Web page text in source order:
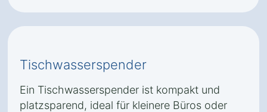
Tischwasserspender
Ein Tischwasserspender ist kompakt und
platzsparend, ideal für kleinere Büros oder